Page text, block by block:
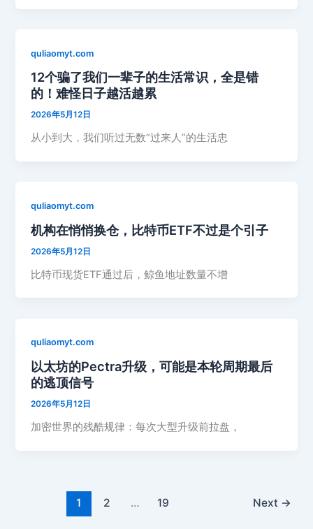
quliaomyt.com
12个骗了我们一辈子的生活常识，全是错
的！难怪日子越活越累
2026年5月12日
从小到大，我们听过无数“过来人”的生活忠
quliaomyt.com
机构在悄悄换仓，比特币ETF不过是个引子
2026年5月12日
比特币现货ETF通过后，鲸鱼地址数量不增
quliaomyt.com
以太坊的Pectra升级，可能是本轮周期最后
的逃顶信号
2026年5月12日
加密世界的残酷规律：每次大型升级前拉盘，
1 2 … 19 Next →